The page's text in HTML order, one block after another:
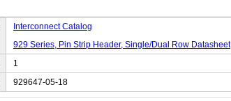
Interconnect Catalog
929 Series, Pin Strip Header, Single/Dual Row Datasheet
1
929647-05-18